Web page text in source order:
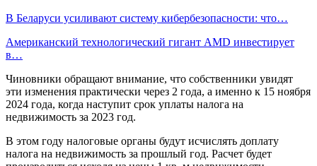
В Беларуси усиливают систему кибербезопасности: что…
Американский технологический гигант AMD инвестирует
в…
Чиновники обращают внимание, что собственники увидят
эти изменения практически через 2 года, а именно к 15 ноября
2024 года, когда наступит срок уплаты налога на
недвижимость за 2023 год.
В этом году налоговые органы будут исчислять доплату
налога на недвижимость за прошлый год. Расчет будет